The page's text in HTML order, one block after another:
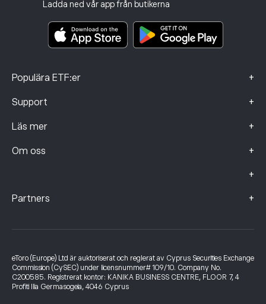
Ladda ned vår app från butikerna
Populära ETF:er +
Support +
Läs mer +
Om oss +
+
Viktiga informationsdokument
Klagomålsdata (FCA-kunder)
Partners +
eToro (Europe) Ltd är auktoriserat och reglerat av Cyprus Securities Exchange
Commission (CySEC) under licensnummer# 109/10. Company No.
C200585. Registrerat kontor: KANIKA BUSINESS CENTRE, FLOOR 7, 4
Profiti Ilia Germasogeia, 4046 Cyprus